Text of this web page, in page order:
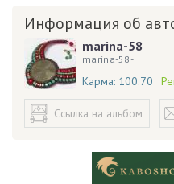
Информация об
marina-58
marina-58-
Карма: 100.70
Ссылка на альбом